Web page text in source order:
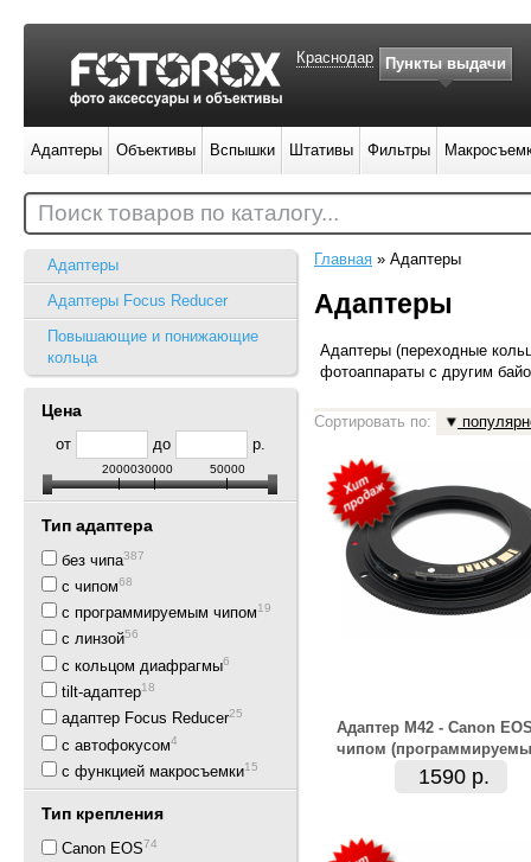
Адаптеры
Адаптеры Focus Reducer
Повышающие и понижающие
кольца
Цена
от до р.
2000030000 50000
Тип адаптера
без чипа387
с чипом68
с программируемым чипом19
с линзой56
с кольцом диафрагмы6
tilt-адаптер18
адаптер Focus Reducer25
с автофокусом4
с функцией макросъемки15
Тип крепления
Canon EOS74
Главная » Адаптеры
Адаптеры
Адаптеры (переходные
фотоаппараты с другим
Сортировать по:
Адаптер M42 - Canon
чипом
1590 р.
Краснодар Пункты выдачи
Адаптеры Объективы Вспышки Штативы Фильтры
Поиск товаров по каталогу...